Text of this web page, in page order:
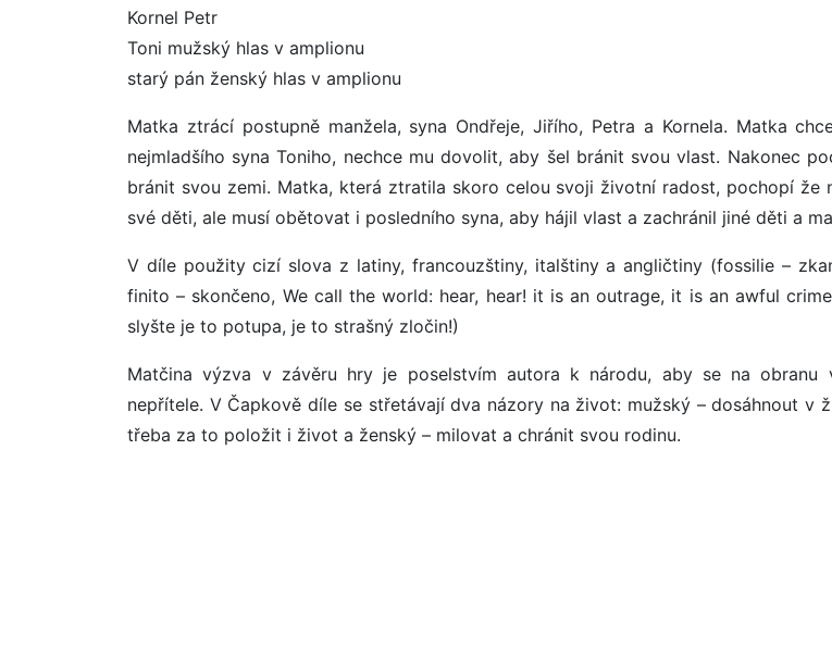
Kornel Petr
Toni mužský hlas v amplionu
starý pán ženský hlas v amplionu
Matka ztrácí postupně manžela, syna Ondřeje, Jiřího, Petra a Kornela. Matka
nejmladšího syna Toniho, nechce mu dovolit, aby šel bránit svou vlast. Nakonec
bránit svou zemi. Matka, která ztratila skoro celou svoji životní radost, pochopí že
své děti, ale musí obětovat i posledního syna, aby hájil vlast a zachránil jiné děti a
V díle použity cizí slova z latiny, francouzštiny, italštiny a angličtiny (fossilie –
finito – skončeno, We call the world: hear, hear! it is an outrage, it is an awful
slyšte je to potupa, je to strašný zločin!)
Matčina výzva v závěru hry je poselstvím autora k národu, aby se na obranu
nepřítele. V Čapkově díle se střetávají dva názory na život: mužský – dosáhnout v
třeba za to položit i život a ženský – milovat a chránit svou rodinu.